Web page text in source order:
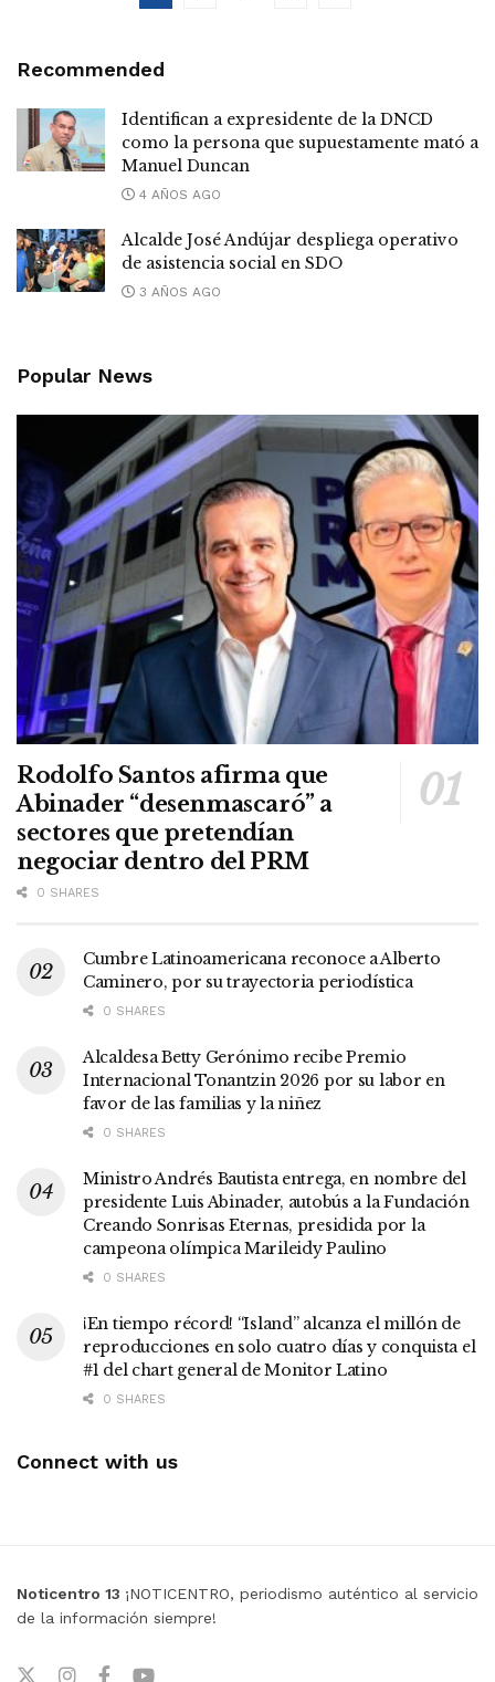
Recommended
Identifican a expresidente de la DNCD
como la persona que supuestamente mató a
Manuel Duncan
4 AÑOS AGO
Alcalde José Andújar despliega operativo
de asistencia social en SDO
3 AÑOS AGO
Popular News
Rodolfo Santos afirma que
Abinader “desenmascaró” a
sectores que pretendían
negociar dentro del PRM
0 SHARES
Cumbre Latinoamericana reconoce a Alberto
Caminero, por su trayectoria periodística
0 SHARES
Alcaldesa Betty Gerónimo recibe Premio
Internacional Tonantzin 2026 por su labor en
favor de las familias y la niñez
0 SHARES
Ministro Andrés Bautista entrega, en nombre del
presidente Luis Abinader, autobús a la Fundación
Creando Sonrisas Eternas, presidida por la
campeona olímpica Marileidy Paulino
0 SHARES
¡En tiempo récord! “Island” alcanza el millón de
reproducciones en solo cuatro días y conquista el
#1 del chart general de Monitor Latino
0 SHARES
Connect with us
Noticentro 13 ¡NOTICENTRO, periodismo auténtico al servicio
de la información siempre!